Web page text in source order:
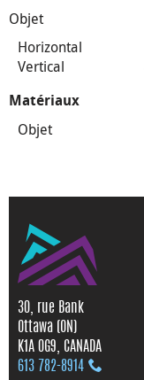
Objet
Horizontal
Vertical
Matériaux
Objet
30, rue Bank
Ottawa (ON)
K1A 0G9, CANADA
613 782‑8914